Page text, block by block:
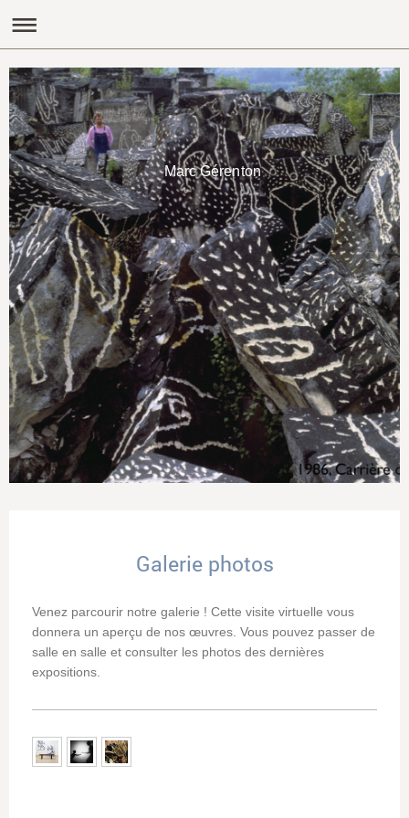
Marc Gérenton
Galerie photos
Venez parcourir notre galerie ! Cette visite virtuelle vous
donnera un aperçu de nos œuvres. Vous pouvez passer de
salle en salle et consulter les photos des dernières
expositions.